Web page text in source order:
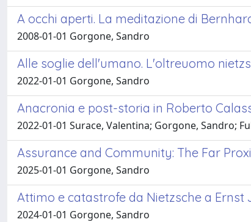
A occhi aperti. La meditazione di
2008-01-01 Gorgone, Sandro
Alle soglie dell'umano. L'oltreuomo
2022-01-01 Gorgone, Sandro
Anacronia e post-storia in Roberto
2022-01-01 Surace, Valentina; Gorgone, Sandro;
Assurance and Community: The Far
2025-01-01 Gorgone, Sandro
Attimo e catastrofe da Nietzsche a Ernst
2024-01-01 Gorgone, Sandro